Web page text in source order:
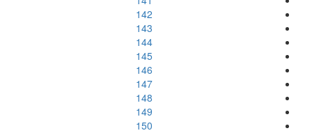
142
143
144
145
146
147
148
149
150